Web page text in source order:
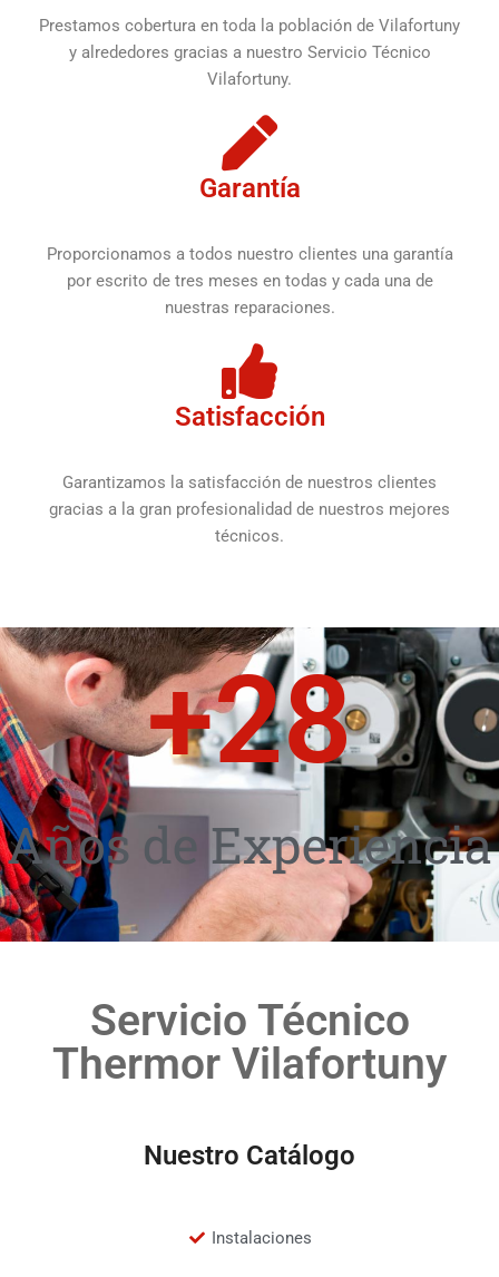
Prestamos cobertura en toda la población de Vilafortuny
y alrededores gracias a nuestro Servicio Técnico
Vilafortuny.
Garantía
Proporcionamos a todos nuestro clientes una garantía
por escrito de tres meses en todas y cada una de
nuestras reparaciones.
Satisfacción
Garantizamos la satisfacción de nuestros clientes
gracias a la gran profesionalidad de nuestros mejores
técnicos.
Años de Experiencia
+28
Servicio Técnico
Thermor Vilafortuny
Nuestro Catálogo
Instalaciones